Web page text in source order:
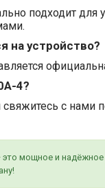
подходит
на устройство?
4?
с
это мощное и